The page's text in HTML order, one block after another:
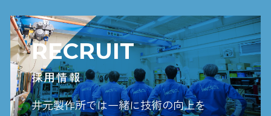
RECRUIT
採用情報
井元製作所では一緒に技術の向上を